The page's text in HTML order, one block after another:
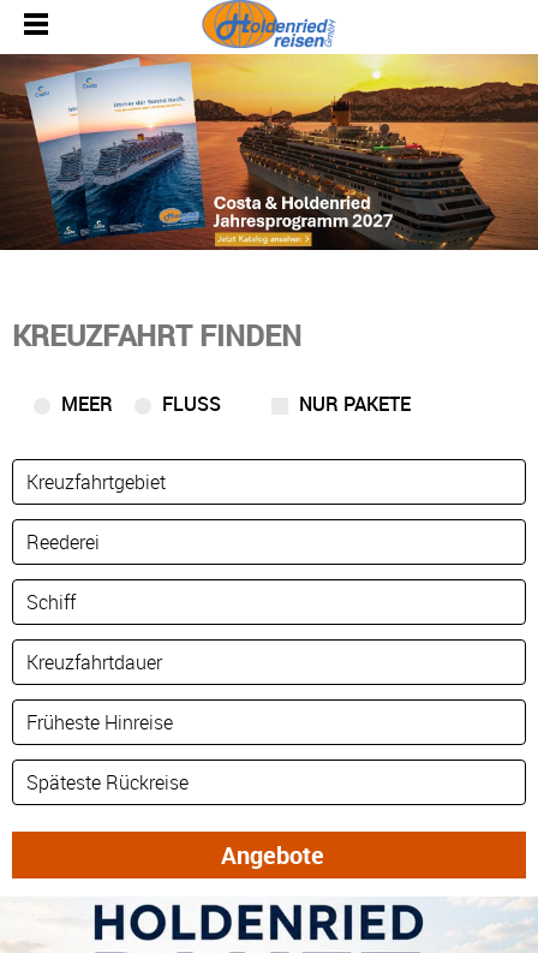
KREUZFAHRT FINDEN
MEER FLUSS NUR PAKETE